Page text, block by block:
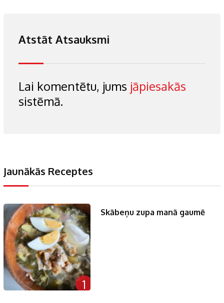
Atstāt Atsauksmi
Lai komentētu, jums jāpiesakās
sistēmā.
Jaunākās Receptes
1
Skābeņu zupa manā gaumē